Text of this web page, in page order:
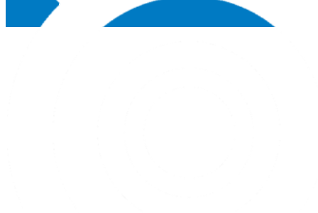
S-FX.com